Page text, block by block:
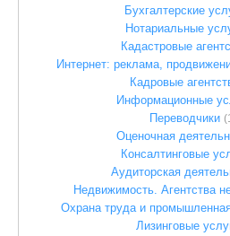
Бухгалтерские
Нотариальные
Кадастровые
Интернет: реклама,
Кадровые
Информационные
Переводчики
Оценочная
Консалтинговые
Аудиторская
Недвижимость. Агентства
Охрана труда и
Лизинговые